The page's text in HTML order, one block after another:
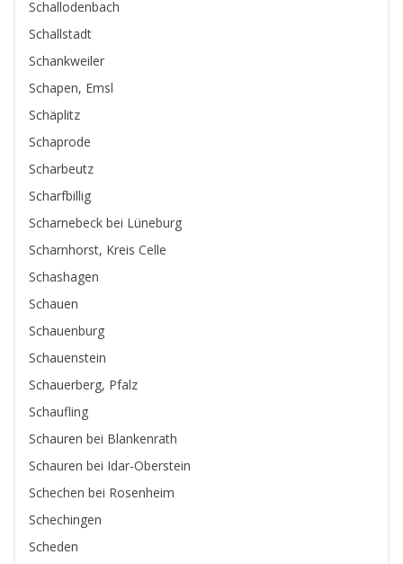
Schallodenbach
Schallstadt
Schankweiler
Schapen, Emsl
Schäplitz
Schaprode
Scharbeutz
Scharfbillig
Scharnebeck bei Lüneburg
Scharnhorst, Kreis Celle
Schashagen
Schauen
Schauenburg
Schauenstein
Schauerberg, Pfalz
Schaufling
Schauren bei Blankenrath
Schauren bei Idar-Oberstein
Schechen bei Rosenheim
Schechingen
Scheden